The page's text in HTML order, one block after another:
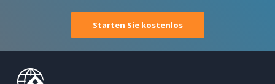
Starten Sie kostenlos